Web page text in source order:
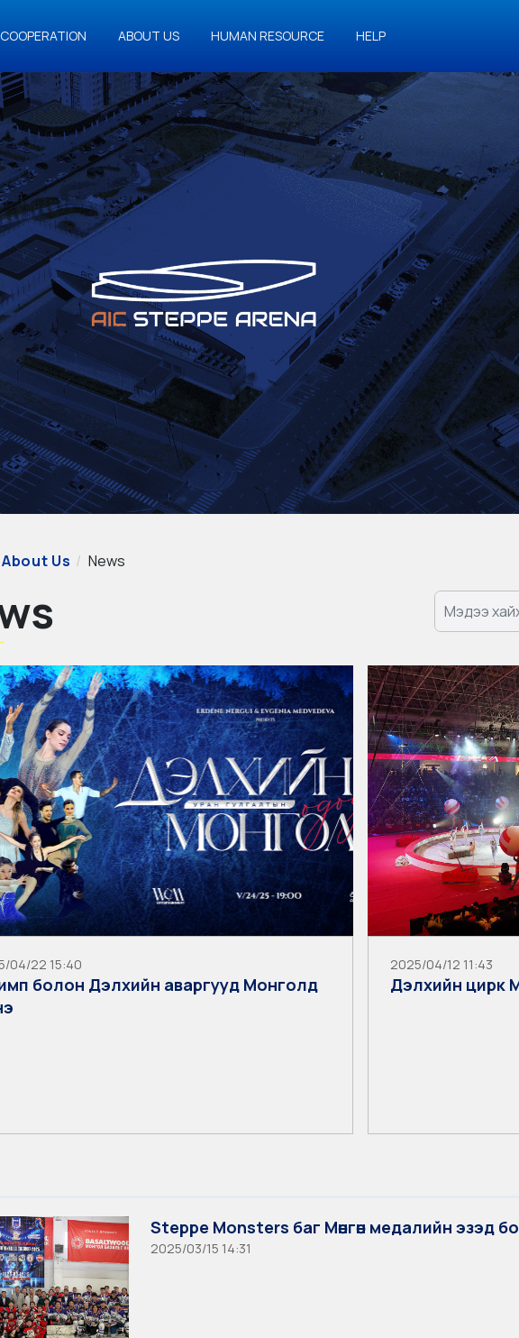
COOPERATION ABOUT US HUMAN RESOURCE HELP
About Us News
04/22 15:40
болон Дэлхийн аваргууд Монголд
2025/04/12 11:43
Дэлхийн цирк
Steppe Monsters баг Мөнгөн медалийн эзэд
2025/03/15 14:31